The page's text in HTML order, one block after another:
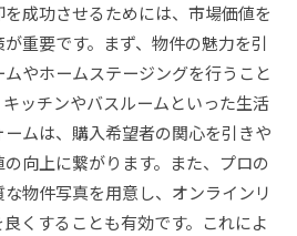
成功させるためには、市場価値を
重要です。まず、物件の魅力を引
やホームステージングを行うこと
ッチンやバスルームといった生活
ムは、購入希望者の関心を引きや
向上に繋がります。また、プロの
物件写真を用意し、オンラインリ
くすることも有効です。これによ